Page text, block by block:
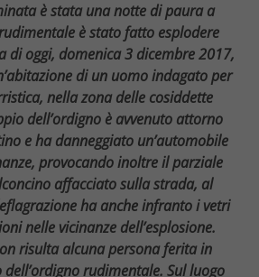
è stata una notte di paura a
è stato fatto esplodere
di oggi, domenica 3 dicembre 2017,
di un uomo indagato per
nella zona delle cosiddette
dell’ordigno è avvenuto attorno
e ha danneggiato un’automobile
provocando inoltre il parziale
affacciato sulla strada, al
ha anche infranto i vetri
nelle vicinanze dell’esplosione.
risulta alcuna persona ferita in
rudimentale. Sul luogo